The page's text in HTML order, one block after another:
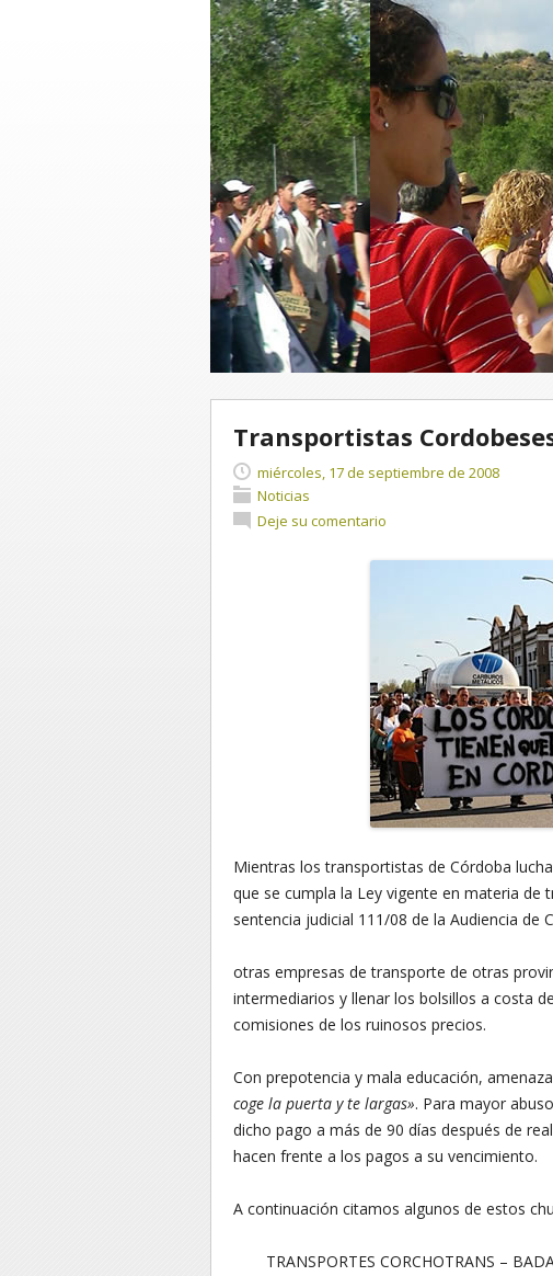
Transportistas
miércoles, 17 de septiembre de 2008
Noticias
Deje su comentario
Mientras los transportistas de Córdoba
que se cumpla la Ley vigente en materia de
sentencia judicial 111/08 de la Audiencia de
otras empresas de transporte de otras
intermediarios y llenar los bolsillos a costa
comisiones de los ruinosos precios.
Con prepotencia y mala educación,
coge la puerta y te largas». Para mayor
dicho pago a más de 90 días después de
hacen frente a los pagos a su vencimiento.
A continuación citamos algunos de estos
TRANSPORTES CORCHOTRANS –